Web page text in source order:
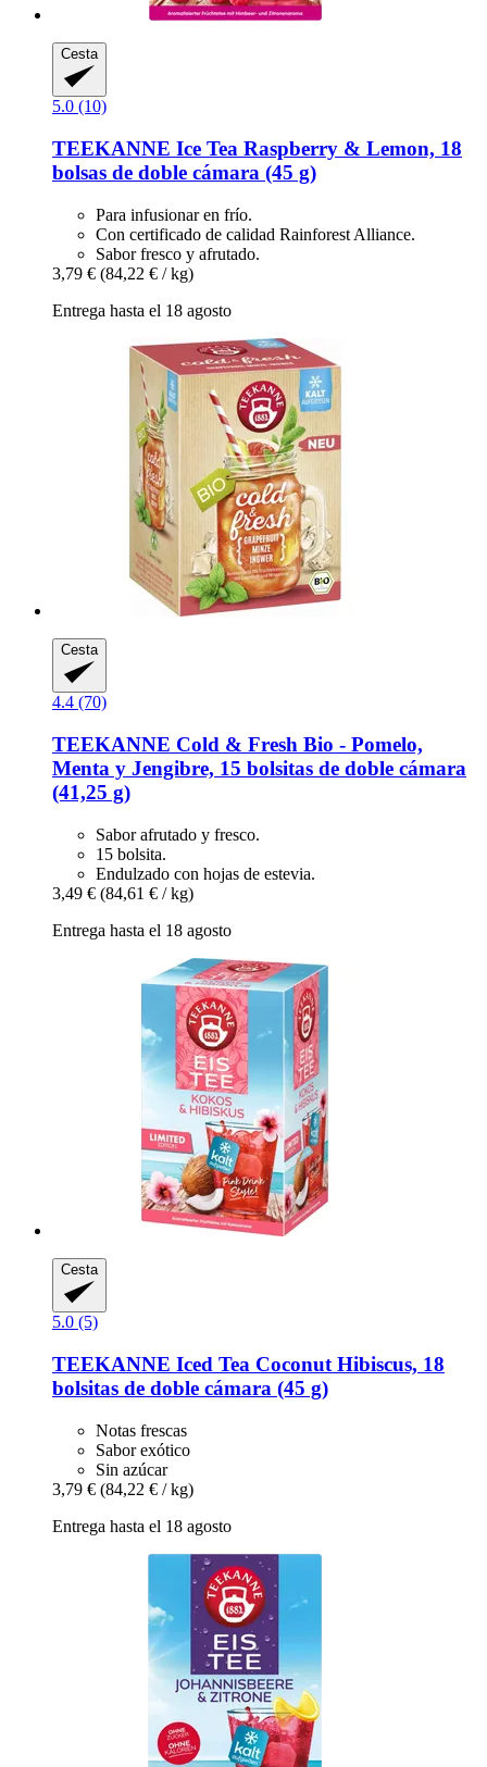
Cesta
5.0 (10)
TEEKANNE Ice Tea Raspberry & Lemon, 18
bolsas de doble cámara (45 g)
Para infusionar en frío.
Con certificado de calidad Rainforest Alliance.
Sabor fresco y afrutado.
3,79 € (84,22 € / kg)
Entrega hasta el 18 agosto
Cesta
4.4 (70)
TEEKANNE Cold & Fresh Bio -​ Pomelo,
Menta y Jengibre, 15 bolsitas de doble cámara
(41,25 g)
Sabor afrutado y fresco.
15 bolsita.
Endulzado con hojas de estevia.
3,49 € (84,61 € / kg)
Entrega hasta el 18 agosto
Cesta
5.0 (5)
TEEKANNE Iced Tea Coconut Hibiscus, 18
bolsitas de doble cámara (45 g)
Notas frescas
Sabor exótico
Sin azúcar
3,79 € (84,22 € / kg)
Entrega hasta el 18 agosto